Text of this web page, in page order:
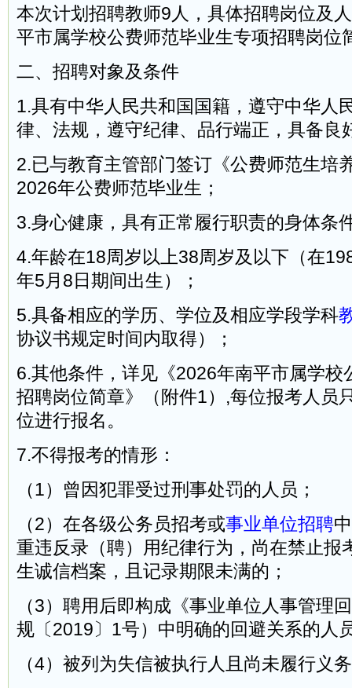
本次计划招聘教师9人，具体招聘岗位及
平市属学校公费师范毕业生专项招聘岗位
二、招聘对象及条件
1.具有中华人民共和国国籍，遵守中华人
律、法规，遵守纪律、品行端正，具备良
2.已与教育主管部门签订《公费师范生培
2026年公费师范毕业生；
3.身心健康，具有正常履行职责的身体条
4.年龄在18周岁以上38周岁及以下（在
年5月8日期间出生）；
5.具备相应的学历、学位及相应学段学科
协议书规定时间内取得）；
6.其他条件，详见《2026年南平市属学校
招聘岗位简章》（附件1）,每位报考人员
位进行报名。
7.不得报考的情形：
（1）曾因犯罪受过刑事处罚的人员；
（2）在各级公务员招考或事业单位招聘
重违反录（聘）用纪律行为，尚在禁止报
生诚信档案，且记录期限未满的；
（3）聘用后即构成《事业单位人事管理
规〔2019〕1号）中明确的回避关系的人
（4）被列为失信被执行人且尚未履行义